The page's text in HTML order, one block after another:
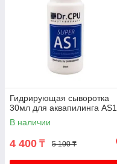
Гидрирующая сыворотка
30мл для аквапилинга AS1
В наличии
4 400 ₸ 5 100 ₸